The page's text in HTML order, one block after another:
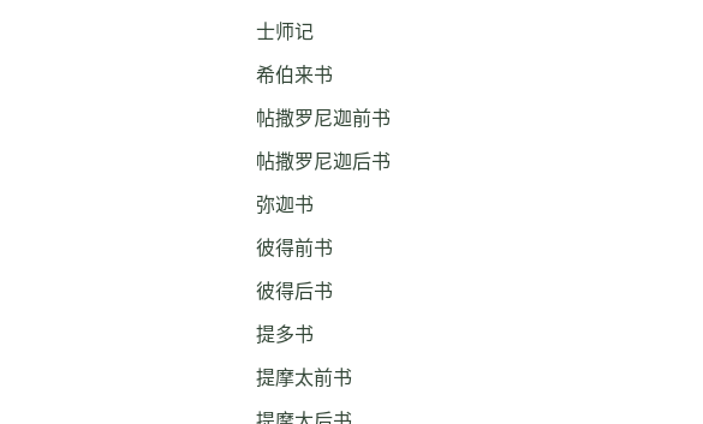
士师记
希伯来书
帖撒罗尼迦前书
帖撒罗尼迦后书
弥迦书
彼得前书
彼得后书
提多书
提摩太前书